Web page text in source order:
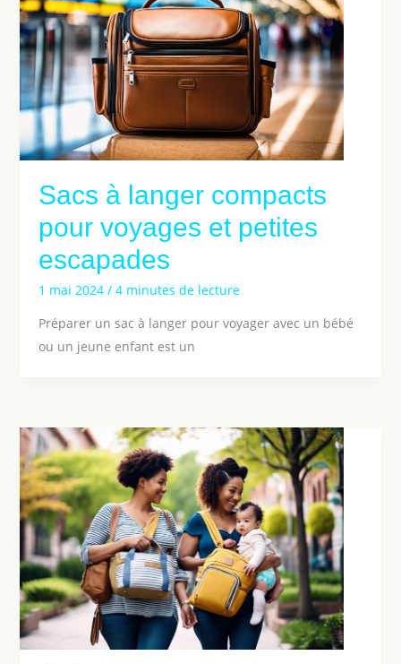
Sacs à langer compacts
pour voyages et petites
escapades
1 mai 2024 / 4 minutes de lecture
Préparer un sac à langer pour voyager avec un bébé
ou un jeune enfant est un